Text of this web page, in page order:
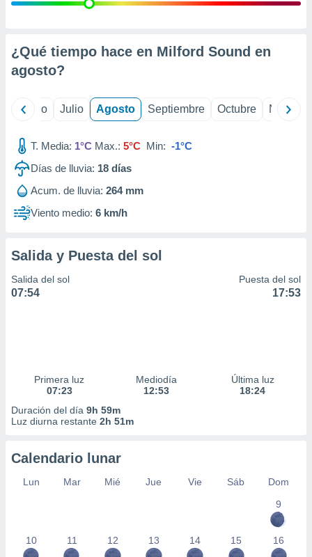
e
mediante
publicidad
de
1199
¿Qué tiempo hace en Milford Sound en
agosto?
Junio Julio Agosto Septiembre Octubre
T. Media: 1°C Max.: 5°C Min: -1°C
Días de lluvia: 18 días
Acum. de lluvia: 264 mm
Viento medio: 6 km/h
Salida y Puesta del sol
Salida del sol
07:54
Puesta del sol
17:53
Primera luz
07:23
Mediodía
12:53
Última luz
18:24
Duración del día 9h 59m
Luz diurna restante 2h 51m
Calendario lunar
Lun Mar Mié Jue Vie Sáb
Dom
9
10 11 12 13 14 15 16